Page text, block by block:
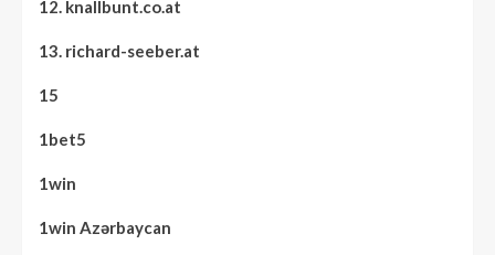
12. knallbunt.co.at
13. richard-seeber.at
15
1bet5
1win
1win Azərbaycan